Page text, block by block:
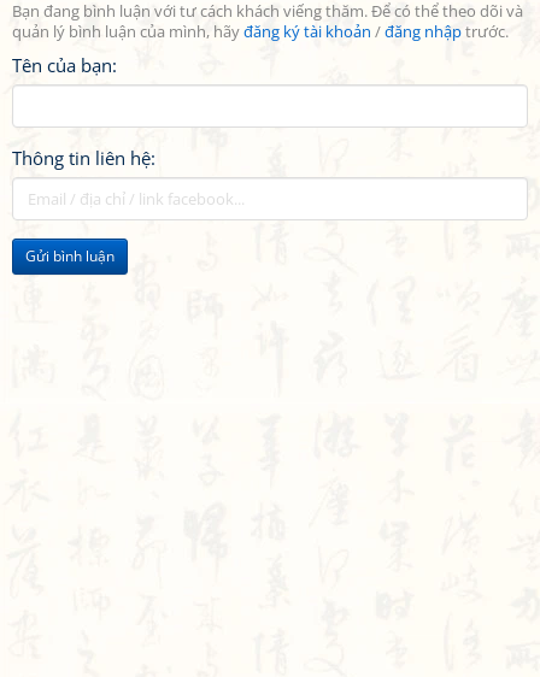
Bạn đang bình luận với tư cách khách viếng thăm. Để có thể theo dõi và
quản lý bình luận của mình, hãyđăng ký tài khoản /đăng nhậptrước.
Tên của bạn:
Thông tin liên hệ:
Gửi bình luận